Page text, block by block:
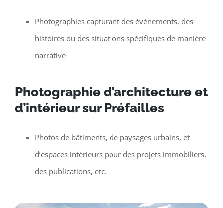
Photographies capturant des événements, des
histoires ou des situations spécifiques de manière
narrative
Photographie d’architecture et
d’intérieur sur Préfailles
Photos de bâtiments, de paysages urbains, et
d’espaces intérieurs pour des projets immobiliers,
des publications, etc.